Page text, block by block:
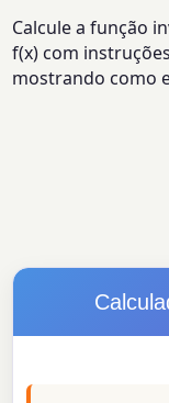
Calcule a função
f(x) com
mostrando como